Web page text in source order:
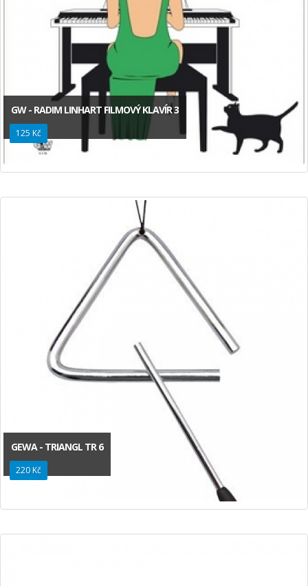
GW - RADIM LINHART FILMOVÝ KLAVÍR 3
125 Kč
GEWA - TRIANGL TR 6
220 Kč